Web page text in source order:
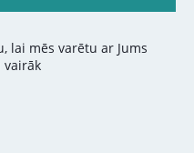
lai mēs varētu ar Jums
vairāk